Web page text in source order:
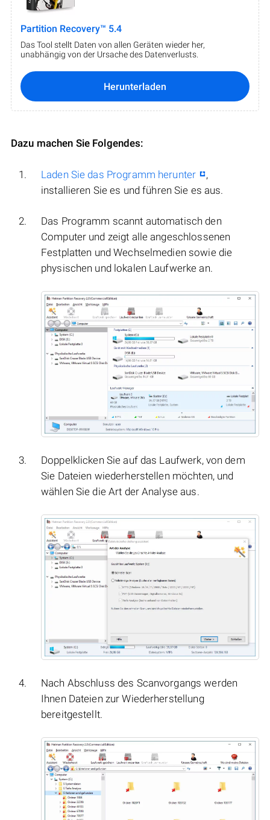
Partition Recovery™ 5.4
Das Tool stellt Daten von allen Geräten wieder her,
unabhängig von der Ursache des Datenverlusts.
Herunterladen
Dazu machen Sie Folgendes:
Laden Sie das Programm herunter
,
installieren Sie es und führen Sie es aus.
Das Programm scannt automatisch den
Computer und zeigt alle angeschlossenen
Festplatten und Wechselmedien sowie die
physischen und lokalen Laufwerke an.
Doppelklicken Sie auf das Laufwerk, von dem
Sie Dateien wiederherstellen möchten, und
wählen Sie die Art der Analyse aus.
Nach Abschluss des Scanvorgangs werden
Ihnen Dateien zur Wiederherstellung
bereitgestellt.